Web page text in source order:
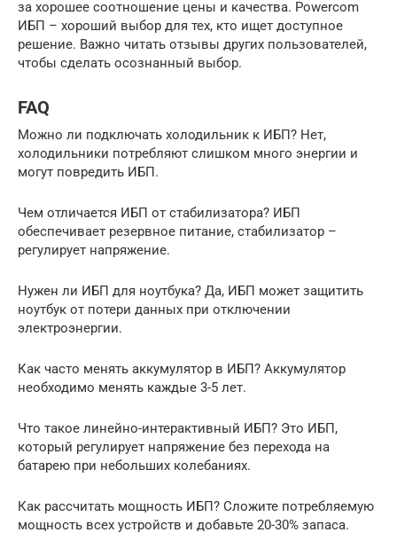
за хорошее соотношение цены и качества. Powercom
ИБП – хороший выбор для тех, кто ищет доступное
решение. Важно читать отзывы других пользователей,
чтобы сделать осознанный выбор.
FAQ
Можно ли подключать холодильник к ИБП? Нет,
холодильники потребляют слишком много энергии и
могут повредить ИБП.
Чем отличается ИБП от стабилизатора? ИБП
обеспечивает резервное питание, стабилизатор –
регулирует напряжение.
Нужен ли ИБП для ноутбука? Да, ИБП может защитить
ноутбук от потери данных при отключении
электроэнергии.
Как часто менять аккумулятор в ИБП? Аккумулятор
необходимо менять каждые 3-5 лет.
Что такое линейно-интерактивный ИБП? Это ИБП,
который регулирует напряжение без перехода на
батарею при небольших колебаниях.
Как рассчитать мощность ИБП? Сложите потребляемую
мощность всех устройств и добавьте 20-30% запаса.